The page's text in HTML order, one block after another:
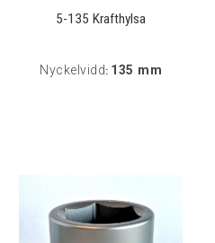
5-135 Krafthylsa
Nyckelvidd: 135 mm